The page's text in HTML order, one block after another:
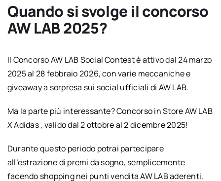
Quando si svolge il concorso
AW LAB 2025?
Il Concorso AW LAB Social Contest è attivo dal 24 marzo
2025 al 28 febbraio 2026, con varie meccaniche e
giveaway a sorpresa sui social ufficiali di AW LAB.
Ma la parte più interessante? Concorso in Store AW LAB
X Adidas , valido dal 2 ottobre al 2 dicembre 2025!
Durante questo periodo potrai partecipare
all’estrazione di premi da sogno, semplicemente
facendo shopping nei punti vendita AW LAB aderenti.